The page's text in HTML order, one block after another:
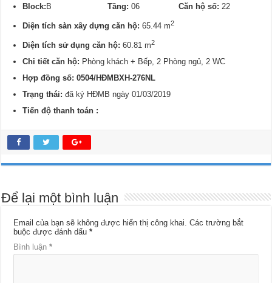
Block:BTầng: 06Căn hộ số: 22
Diện tích sàn xây dựng căn hộ:65.44 m2
Diện tích sử dụng căn hộ: 60.81 m2
Chi tiết căn hộ: Phòng khách + Bếp, 2 Phòng ngủ, 2 WC
Hợp đồng số: 0504/HĐMBXH-276NL
Trạng thái:đã ký HĐMB ngày 01/03/2019
Tiến độ thanh toán :
Để lại một bình luận
Email của bạn sẽ không được hiển thị công khai. Các trường bắt
buộc được đánh dấu*
Bình luận*